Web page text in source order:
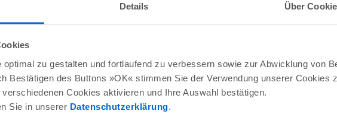
Details Über
zu gestalten und fortlaufend zu verbessern sowie zur Abwicklung von
Bestätigen des Buttons »OK« stimmen Sie der Verwendung unserer Cookies
Cookies aktivieren und Ihre Auswahl bestätigen.
Sie in unserer Datenschutzerklärung